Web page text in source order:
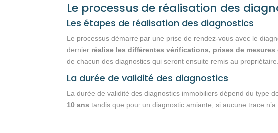
Le processus de réalisation des
Les étapes de réalisation des diagnostics
Le processus démarre par une prise de rendez-vous avec le
dernier réalise les différentes vérifications, prises de mesures
de chacun des diagnostics qui seront ensuite remis au propriétaire.
La durée de validité des diagnostics
La durée de validité des diagnostics immobiliers dépend du type
10 ans tandis que pour un diagnostic amiante, si aucune trace